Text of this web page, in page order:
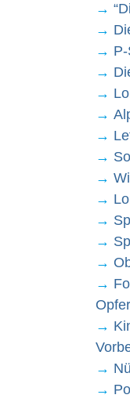
→
→
→
→
→
→
→
→
→
→
→
→
→
→
→
→
→